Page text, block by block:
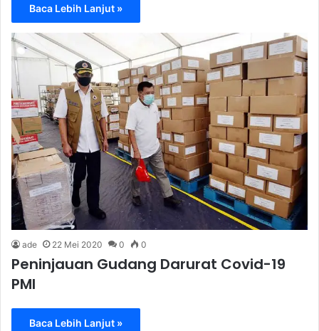
Baca Lebih Lanjut »
ade 22 Mei 2020 0 0
Peninjauan Gudang Darurat Covid-19
PMI
Baca Lebih Lanjut »